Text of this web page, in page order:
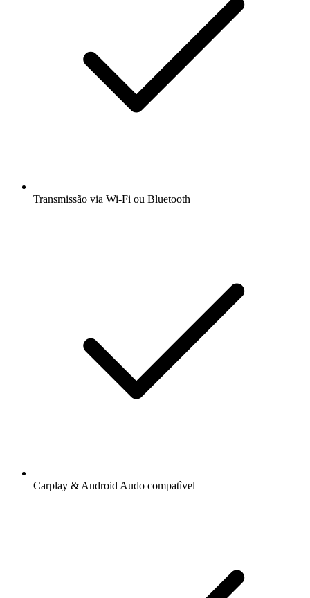
Transmissão via Wi-Fi ou Bluetooth
Carplay & Android Audo compatìvel